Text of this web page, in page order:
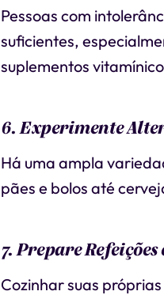
Pessoas com
suficientes,
suplementos
6. Experimente
Há uma ampla
pães e bolos até
7. Prepare Refeições
Cozinhar suas